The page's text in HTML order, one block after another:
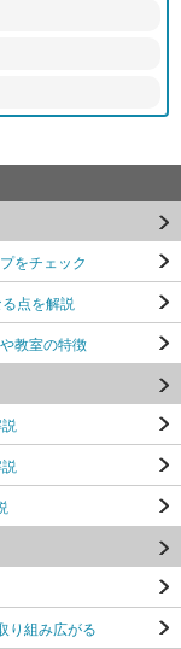
をチェック
点を解説
教室の特徴
り組み広がる